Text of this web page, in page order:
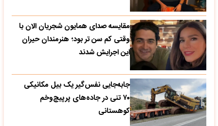
مقایسه صدای همایون شجریان الان با
وقتی کم سن تر بود؛ هنرمندان حیران
این اجرایش شدند
جابه‌جایی نفس‌گیر یک بیل مکانیکی
۷۰ تنی در جاده‌های پرپیچ‌وخم
کوهستانی